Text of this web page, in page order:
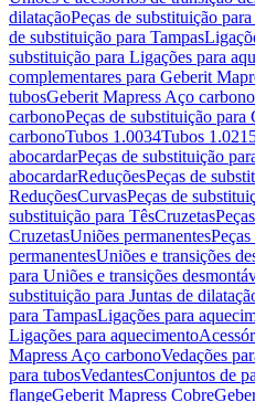
dilataçãoPeças de substituição
de substituição para Tampas
substituição para Ligações para
complementares para Geberit
tubosGeberit Mapress Aço carbono
carbonoPeças de substituição
carbonoTubos 1.0034Tubos
abocardarPeças de substituição
abocardarReduçõesPeças de
ReduçõesCurvasPeças de
substituição para TêsCruzetas
CruzetasUniões permanentes
permanentesUniões e transições
para Uniões e transições
substituição para Juntas de
para TampasLigações para
Ligações para aquecimento
Mapress Aço carbonoVedações
para tubosVedantesConjuntos de
flangeGeberit Mapress Cobre